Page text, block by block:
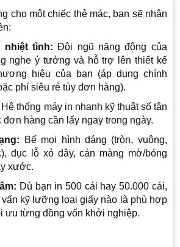
cho một chiếc thẻ mác, bạn sẽ nhận
nhiệt tình: Đội ngũ năng động của
nghe ý tưởng và hỗ trợ lên thiết kế
hiệu của bạn (áp dụng chính
phí siêu rẻ tùy đơn hàng).
Hệ thống máy in nhanh kỹ thuật số tân
hàng cần lấy ngay trong ngày.
Bế mọi hình dáng (tròn, vuông,
đục lỗ xỏ dây, cán màng mờ/bóng
xước.
Dù bạn in 500 cái hay 50.000 cái,
kỹ lưỡng loại giấy nào là phù hợp
ưu từng đồng vốn khởi nghiệp.